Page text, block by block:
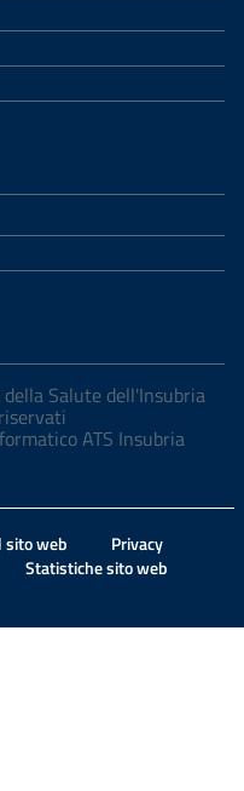
Salute dell'Insubria
ATS Insubria
sito web
Privacy
Statistiche sito web